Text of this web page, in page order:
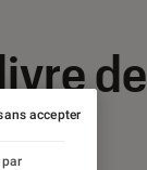
de
par
accepter